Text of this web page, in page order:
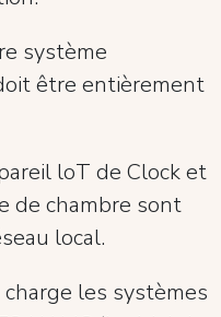
système
être entièrement
loT de Clock et
de chambre sont
local.
les systèmes